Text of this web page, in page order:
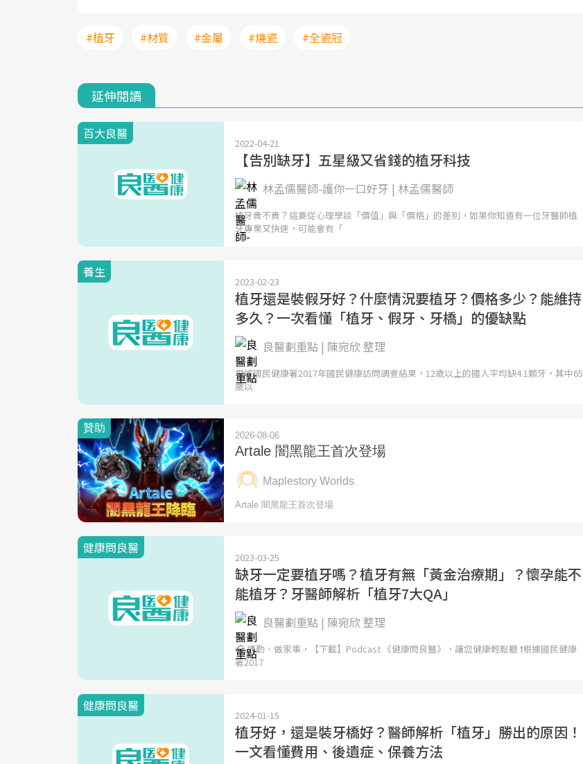
#植牙 #材質 #金屬 #燒瓷 #全瓷冠
延伸閱讀
百大良醫
2022-04-21
【告別缺牙】五星級又省錢的植牙科技
林孟儒醫師-護你一口好牙 | 林孟儒醫師
植牙貴不貴？這要從心理學談「價值」與「價格」的差別，如果你知道有一位牙醫師植
牙專業又快速，可能會有「
養生
2023-02-23
植牙還是裝假牙好？什麼情況要植牙？價格多少？能維持
多久？一次看懂「植牙、假牙、牙橋」的優缺點
良醫劃重點 | 陳宛欣 整理
根據國民健康署2017年國民健康訪問調查結果，12歲以上的國人平均缺4.1顆牙，其中65
歲以
健康問良醫
2023-03-25
缺牙一定要植牙嗎？植牙有無「黃金治療期」？懷孕能不
能植牙？牙醫師解析「植牙7大QA」
良醫劃重點 | 陳宛欣 整理
🎧 通勤、做家事，【下載】Podcast 《健康問良醫》，讓您健康輕鬆聽 ❗根據國民健康
署2017
健康問良醫
2024-01-15
植牙好，還是裝牙橋好？醫師解析「植牙」勝出的原因！
一文看懂費用、後遺症、保養方法